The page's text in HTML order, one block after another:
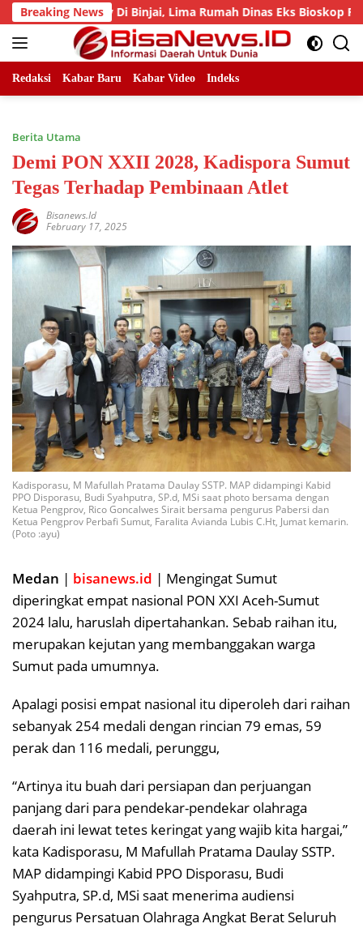
Skip
to
content
Breaking News
Di Binjai, Lima Rumah Dinas Eks Bioskop Ria Dibongkar
Redaksi Kabar Baru Kabar Video Indeks
Berita Utama
Demi PON XXII 2028, Kadispora Sumut
Tegas Terhadap Pembinaan Atlet
Bisanews.id
February 17, 2025
Kadisporasu, M Mafullah Pratama Daulay SSTP. MAP didampingi Kabid
PPO Disporasu, Budi Syahputra, SP.d, MSi saat photo bersama dengan
Ketua Pengprov, Rico Goncalwes Sirait bersama pengurus Pabersi dan
Ketua Pengprov Perbafi Sumut, Faralita Avianda Lubis C.Ht, Jumat kemarin.
(Poto :ayu)
Medan | bisanews.id | Mengingat Sumut
diperingkat empat nasional PON XXI Aceh-Sumut
2024 lalu, haruslah dipertahankan. Sebab raihan itu,
merupakan kejutan yang membanggakan warga
Sumut pada umumnya.
Apalagi posisi empat nasional itu diperoleh dari raihan
sebanyak 254 medali dengan rincian 79 emas, 59
perak dan 116 medali, perunggu,
“Artinya itu buah dari persiapan dan perjuangan
panjang dari para pendekar-pendekar olahraga
daerah ini lewat tetes keringat yang wajib kita hargai,”
kata Kadisporasu, M Mafullah Pratama Daulay SSTP.
MAP didampingi Kabid PPO Disporasu, Budi
Syahputra, SP.d, MSi saat menerima audiensi
pengurus Persatuan Olahraga Angkat Berat Seluruh